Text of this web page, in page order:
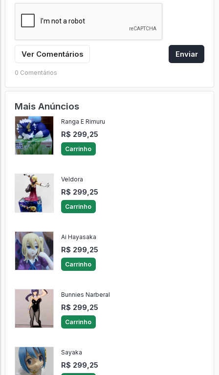
Ver Comentários Enviar
0 Comentários
Mais Anúncios
Ranga E Rimuru
R$ 299,25
Carrinho
Veldora
R$ 299,25
Carrinho
Ai Hayasaka
R$ 299,25
Carrinho
Bunnies Narberal
R$ 299,25
Carrinho
Sayaka
R$ 299,25